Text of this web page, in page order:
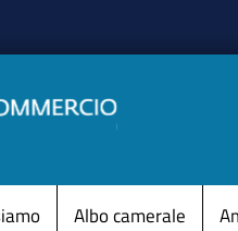
D'ITALIA
Albo camerale